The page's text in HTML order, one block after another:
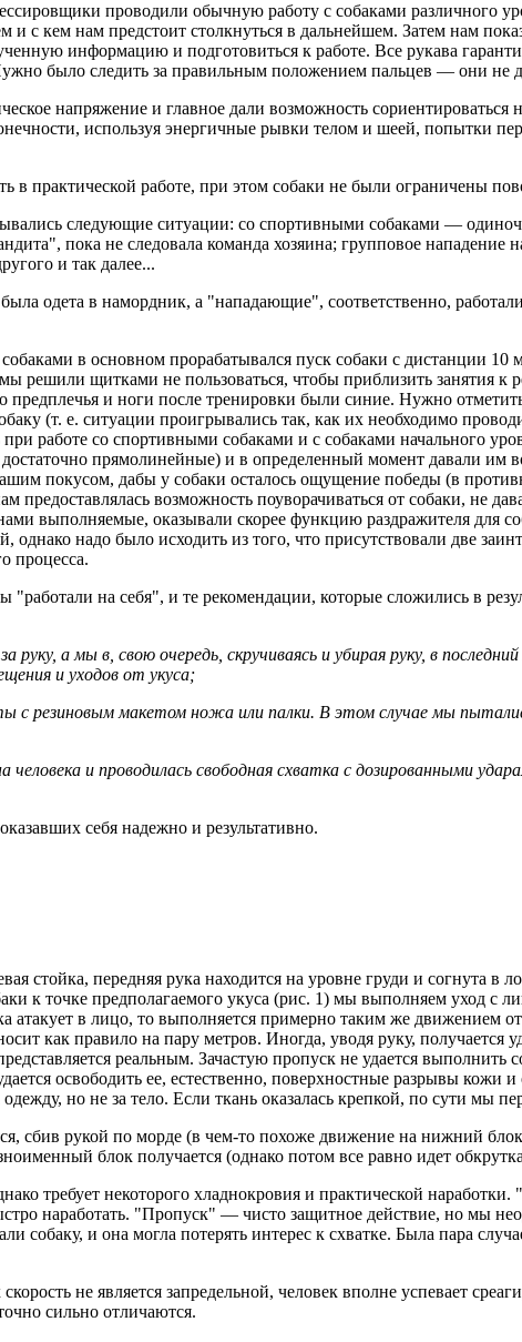
проводили обычную работу с собаками различного
и с кем нам предстоит столкнуться в дальнейшем. Затем нам
информацию и подготовиться к работе. Все рукава
было следить за правильным положением пальцев — они
напряжение и главное дали возможность
используя энергичные рывки телом и шеей, попытки
в практической работе, при этом собаки не были ограничены
следующие ситуации: со спортивными собаками —
пока не следовала команда хозяина; групповое
и так далее...
одета в намордник, а "нападающие", соответственно,
в основном прорабатывался пуск собаки с дистанции
щитками не пользоваться, чтобы приблизить занятия к
и ноги после тренировки были синие. Нужно
(т. е. ситуации проигрывались так, как их необходимо
работе со спортивными собаками и с собаками начального
прямолинейные) и в определенный момент давали им
покусом, дабы у собаки осталось ощущение победы (в
предоставлялась возможность поуворачиваться от собаки, не
выполняемые, оказывали скорее функцию раздражителя для
однако надо было исходить из того, что присутствовали две
процесса.
на себя", и те рекомендации, которые сложились в
руку, а мы в, свою очередь, скручиваясь и убирая руку, в
и уходов от укуса;
с резиновым макетом ножа или палки. В этом случае мы
человека и проводилась свободная схватка с дозированными
себя надежно и результативно.
стойка, передняя рука находится на уровне груди и согнута в
к точке предполагаемого укуса (рис. 1) мы выполняем уход с
атакует в лицо, то выполняется примерно таким же движением
как правило на пару метров. Иногда, уводя руку,
реальным. Зачастую пропуск не удается выполнить
освободить ее, естественно, поверхностные разрывы кожи
но не за тело. Если ткань оказалась крепкой, по сути мы
сбив рукой по морде (в чем-то похоже движение на нижний
блок получается (однако потом все равно идет
требует некоторого хладнокровия и практической
наработать. "Пропуск" — чисто защитное действие, но мы
и она могла потерять интерес к схватке. Была пара
не является запредельной, человек вполне успевает
сильно отличаются.